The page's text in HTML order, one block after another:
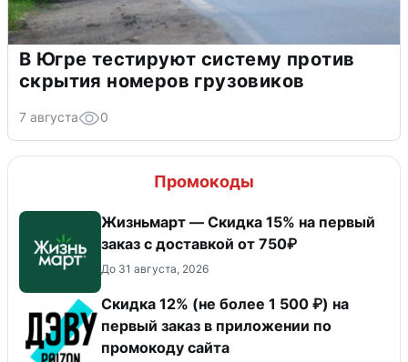
В Югре тестируют систему против
скрытия номеров грузовиков
7 августа 0
Промокоды
Жизньмарт — Скидка 15% на первый
заказ с доставкой от 750₽
До 31 августа, 2026
Скидка 12% (не более 1 500 ₽) на
первый заказ в приложении по
промокоду сайта